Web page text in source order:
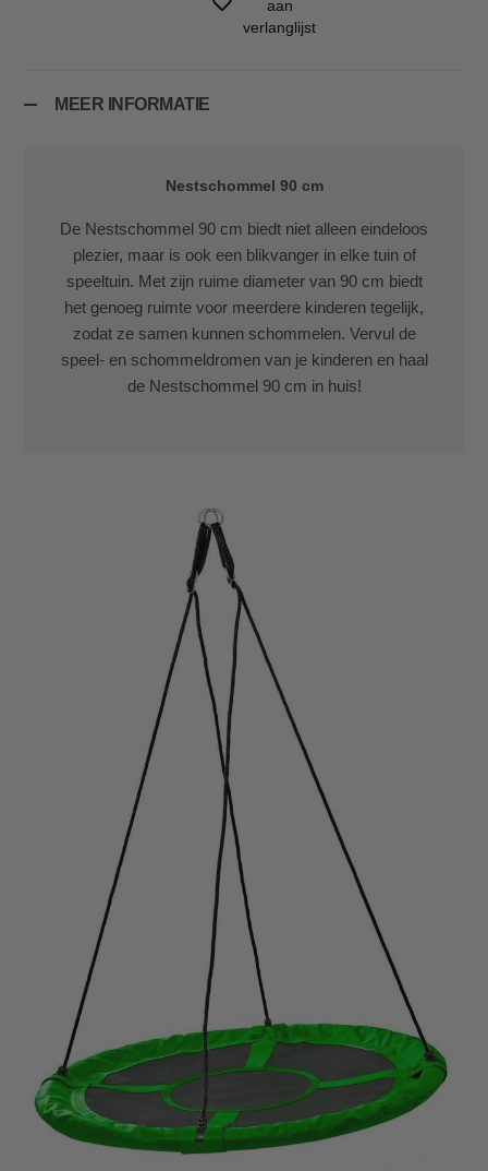
aan
verlanglijst
MEER INFORMATIE
Nestschommel 90 cm
De Nestschommel 90 cm biedt niet alleen eindeloos
plezier, maar is ook een blikvanger in elke tuin of
speeltuin. Met zijn ruime diameter van 90 cm biedt
het genoeg ruimte voor meerdere kinderen tegelijk,
zodat ze samen kunnen schommelen. Vervul de
speel- en schommeldromen van je kinderen en haal
de Nestschommel 90 cm in huis!